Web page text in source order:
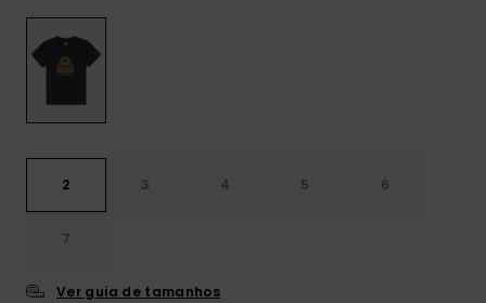
2 3 4 5 6
7
Ver guia de tamanhos